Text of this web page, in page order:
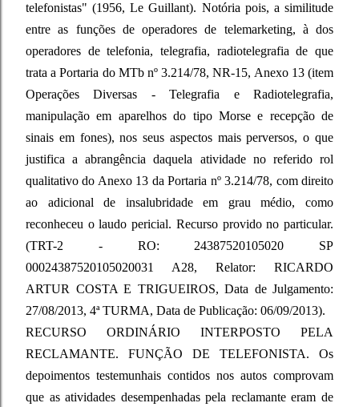
telefonistas" (1956, Le Guillant). Notória pois, a similitude
entre as funções de operadores de telemarketing, à dos
operadores de telefonia, telegrafia, radiotelegrafia de que
trata a Portaria do MTb nº 3.214/78, NR-15, Anexo 13 (item
Operações Diversas - Telegrafia e Radiotelegrafia,
manipulação em aparelhos do tipo Morse e recepção de
sinais em fones), nos seus aspectos mais perversos, o que
justifica a abrangência daquela atividade no referido rol
qualitativo do Anexo 13 da Portaria nº 3.214/78, com direito
ao adicional de insalubridade em grau médio, como
reconheceu o laudo pericial. Recurso provido no particular.
(TRT-2 - RO: 24387520105020 SP
00024387520105020031 A28, Relator: RICARDO
ARTUR COSTA E TRIGUEIROS, Data de Julgamento:
27/08/2013, 4ª TURMA, Data de Publicação: 06/09/2013).
RECURSO ORDINÁRIO INTERPOSTO PELA
RECLAMANTE. FUNÇÃO DE TELEFONISTA. Os
depoimentos testemunhais contidos nos autos comprovam
que as atividades desempenhadas pela reclamante eram de